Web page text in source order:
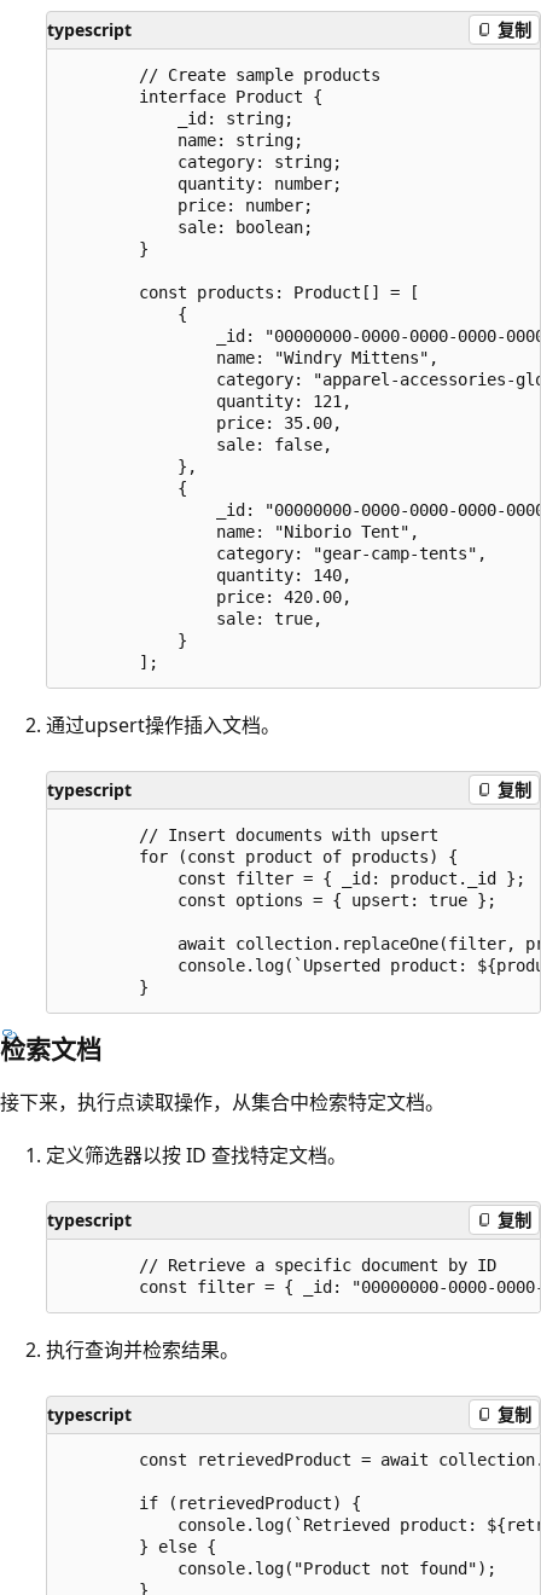
typescript 复制
        // Create sample products
        interface Product {
            _id: string;
            name: string;
            category: string;
            quantity: number;
            price: number;
            sale: boolean;
        }
        const products: Product[] = [
            {
_id: "00000000-0000-0000-0000-
                name: "Windry Mittens",
category: "apparel-accessories-
                quantity: 121,
                price: 35.00,
                sale: false,
            },
            {
_id: "00000000-0000-0000-0000-
                name: "Niborio Tent",
                category: "gear-camp-tents",
                quantity: 140,
                price: 420.00,
                sale: true,
            }
通过upsert操作插入文档。
typescript 复制
        // Insert documents with upsert
        for (const product of products) {
            const filter = { _id: product._id };
            const options = { upsert: true };
await collection.replaceOne(filter,
console.log(`Upserted product:
检索文档
接下来，执行点读取操作，从集合中检索特定文档。
定义筛选器以按 ID 查找特定文档。
typescript 复制
        // Retrieve a specific document by ID
执行查询并检索结果。
typescript 复制
const retrievedProduct = await
        if (retrievedProduct) {
console.log(`Retrieved product:
        } else {
            console.log("Product not found");